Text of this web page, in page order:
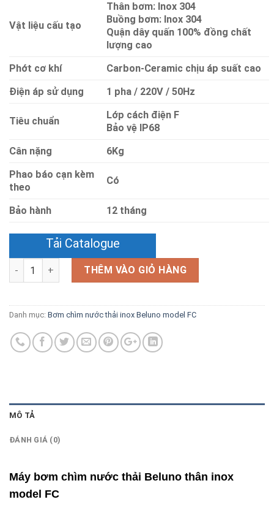
Vật liệu cấu tạo
Thân bơm: Inox 304
Buồng bơm: Inox 304
Quận dây quấn 100% đồng chất
lượng cao
Phớt cơ khí
Carbon-Ceramic chịu áp suất cao
Điện áp sử dụng
1 pha / 220V / 50Hz
Tiêu chuẩn
Lớp cách điện F
Bảo vệ IP68
Cân nặng
6Kg
Phao báo cạn kèm
theo
Có
Bảo hành 12 tháng
Tải Catalogue
Số lượng THÊM VÀO GIỎ HÀNG
Danh mục: Bơm chìm nước thải inox Beluno model FC
MÔ TẢ
ĐÁNH GIÁ (0)
Máy bơm chìm nước thải Beluno thân inox
model FC